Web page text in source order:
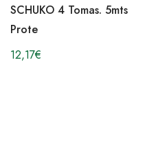
SCHUKO 4 Tomas. 5mts
Prote
12,17€